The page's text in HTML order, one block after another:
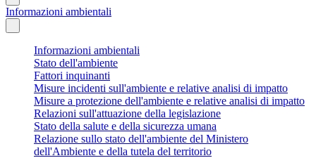
Informazioni ambientali
Informazioni ambientali
Stato dell'ambiente
Fattori inquinanti
Misure incidenti sull'ambiente e relative analisi di impatto
Misure a protezione dell'ambiente e relative analisi di impatto
Relazioni sull'attuazione della legislazione
Stato della salute e della sicurezza umana
Relazione sullo stato dell'ambiente del Ministero
dell'Ambiente e della tutela del territorio